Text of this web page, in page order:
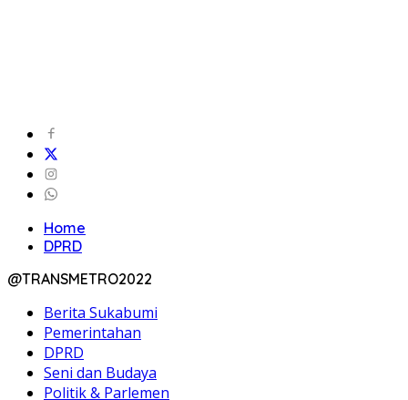
Home
DPRD
@TRANSMETRO2022
Berita Sukabumi
Pemerintahan
DPRD
Seni dan Budaya
Politik & Parlemen